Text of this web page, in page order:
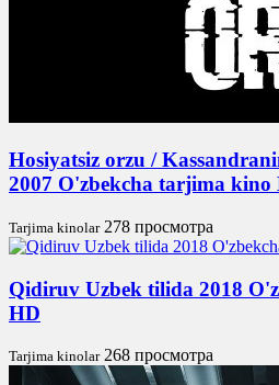
Hosiyatsiz orzu /
2007 O'zbekcha tarjima kino
Tarjima kinolar 278 просмотра
Qidiruv Uzbek tilida 2018
HD
Tarjima kinolar 268 просмотра